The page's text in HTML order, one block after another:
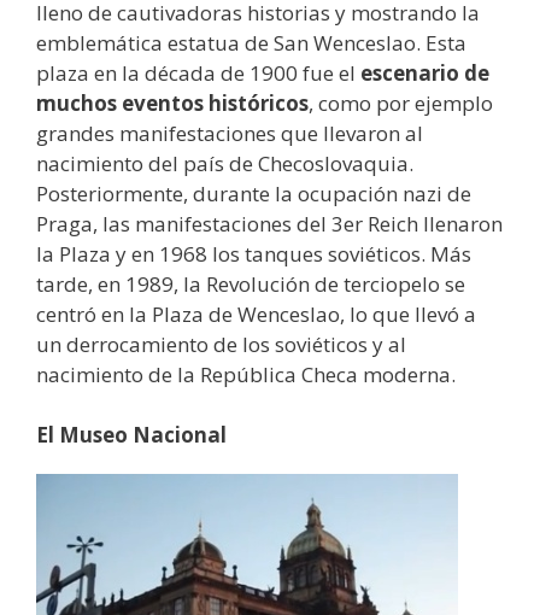
lleno de cautivadoras historias y mostrando la
emblemática estatua de San Wenceslao. Esta
plaza en la década de 1900 fue el escenario de
muchos eventos históricos, como por ejemplo
grandes manifestaciones que llevaron al
nacimiento del país de Checoslovaquia.
Posteriormente, durante la ocupación nazi de
Praga, las manifestaciones del 3er Reich llenaron
la Plaza y en 1968 los tanques soviéticos. Más
tarde, en 1989, la Revolución de terciopelo se
centró en la Plaza de Wenceslao, lo que llevó a
un derrocamiento de los soviéticos y al
nacimiento de la República Checa moderna.
El Museo Nacional